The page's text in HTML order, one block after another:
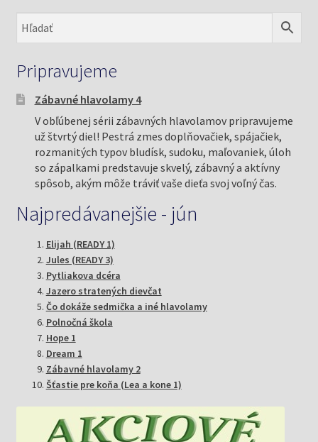
Pripravujeme
Zábavné hlavolamy 4
V obľúbenej sérii zábavných hlavolamov pripravujeme
už štvrtý diel! Pestrá zmes doplňovačiek, spájačiek,
rozmanitých typov bludísk, sudoku, maľovaniek, úloh
so zápalkami predstavuje skvelý, zábavný a aktívny
spôsob, akým môže tráviť vaše dieťa svoj voľný čas.
Najpredávanejšie - jún
Elijah (READY 1)
Jules (READY 3)
Pytliakova dcéra
Jazero stratených dievčat
Čo dokáže sedmička a iné hlavolamy
Polnočná škola
Hope 1
Dream 1
Zábavné hlavolamy 2
Šťastie pre koňa (Lea a kone 1)